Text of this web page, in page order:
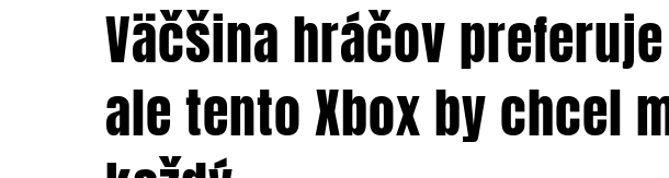
Väčšina hráčov
ale tento Xbox by chcel